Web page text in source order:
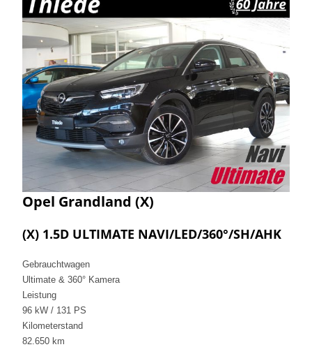
Opel Grandland (X)
(X) 1.5D ULTIMATE NAVI/LED/360°/SH/AHK
Gebrauchtwagen
Ultimate & 360° Kamera
Leistung
96 kW / 131 PS
Kilometerstand
82.650 km